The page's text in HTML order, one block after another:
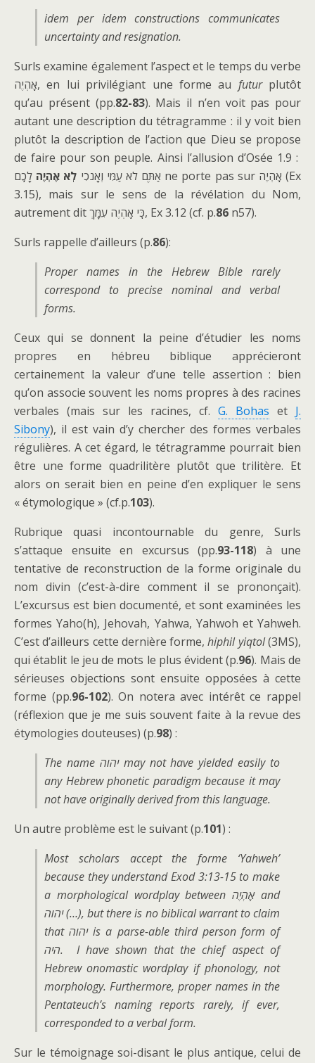
idem per idem constructions communicates
uncertainty and resignation.
Surls examine également l’aspect et le temps du verbe
אֶֽהְיֶה, en lui privilégiant une forme au futurplutôt
qu’au présent (pp.82-83). Mais il n’en voit pas pour
autant une description du tétragramme : il y voit bien
plutôt la description de l’action que Dieu se propose
de faire pour son peuple. Ainsi l’allusion d’Osée 1.9 :
אַתֶּם לֹא עַמִּי וְאָנֹכִי לֹֽא אֶהְיֶה לָכֶֽם ne porte pas sur אֶֽהְיֶה (Ex
3.15), mais sur le sens de la révélation du Nom,
autrement dit כִּֽי אֶֽהְיֶה עִמָּךְ, Ex 3.12 (cf. p.86 n57).
Surls rappelle d’ailleurs (p.86):
Proper names in the Hebrew Bible rarely
correspond to precise nominal and verbal
forms.
Ceux qui se donnent la peine d’étudier les noms
propres en hébreu biblique apprécieront
certainement la valeur d’une telle assertion : bien
qu’on associe souvent les noms propres à des racines
verbales (mais sur les racines, cf. G. Bohas et J.
Sibony), il est vain d’y chercher des formes verbales
régulières. A cet égard, le tétragramme pourrait bien
être une forme quadrilitère plutôt que trilitère. Et
alors on serait bien en peine d’en expliquer le sens
« étymologique » (cf.p.103).
Rubrique quasi incontournable du genre, Surls
s’attaque ensuite en excursus (pp.93-118) à une
tentative de reconstruction de la forme originale du
nom divin (c’est-à-dire comment il se prononçait).
L’excursus est bien documenté, et sont examinées les
formes Yaho(h), Jehovah, Yahwa, Yahwoh et Yahweh.
C’est d’ailleurs cette dernière forme,hiphil yiqtol(3MS),
qui établit le jeu de mots le plus évident (p.96). Mais de
sérieuses objections sont ensuite opposées à cette
forme (pp.96-102). On notera avec intérêt ce rappel
(réflexion que je me suis souvent faite à la revue des
étymologies douteuses) (p.98) :
The name יהוה may not have yielded easily to
any Hebrew phonetic paradigm because it may
not have originally derived from this language.
Un autre problème est le suivant (p.101) :
Most scholars accept the forme ‘Yahweh’
because they understand Exod 3:13-15 to make
a morphological wordplay between אֶֽהְיֶה and
יהוה (…), but there is no biblical warrant to claim
that יהוה is a parse-able third person form of
היה. I have shown that the chief aspect of
Hebrew onomastic wordplay if phonology, not
morphology. Furthermore, proper names in the
Pentateuch’s naming reports rarely, if ever,
corresponded to a verbal form.
Sur le témoignage soi-disant le plus antique, celui de